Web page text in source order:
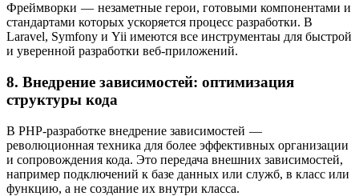
Фреймворки — незаметные герои, готовыми компонентами и
стандартами которых ускоряется процесс разработки. В
Laravel, Symfony и Yii имеются все инструментаы для быстрой
и уверенной разработки веб-приложений.
8. Внедрение зависимостей: оптимизация
структуры кода
В PHP-разработке внедрение зависимостей —
революционная техника для более эффективных организации
и сопровождения кода. Это передача внешних зависимостей,
например подключений к базе данных или служб, в класс или
функцию, а не создание их внутри класса.